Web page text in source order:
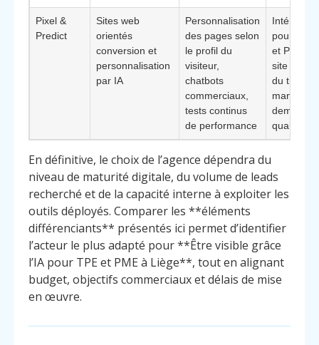
Pixel &
Predict
Sites web
orientés
conversion et
personnalisation
par IA
Personnalisation
des pages selon
le profil du
visiteur,
chatbots
commerciaux,
tests continus
de performance
pour les
et PME
site reçoit
du trafic
manque
demandes
qualifiées
En définitive, le choix de l’agence dépendra du
niveau de maturité digitale, du volume de leads
recherché et de la capacité interne à exploiter les
outils déployés. Comparer les **éléments
différenciants** présentés ici permet d’identifier
l’acteur le plus adapté pour **Être visible grâce
l’IA pour TPE et PME à Liège**, tout en alignant
budget, objectifs commerciaux et délais de mise
en œuvre.